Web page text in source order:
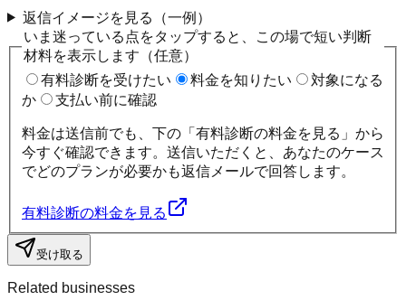
返信イメージを見る（一例）
いま迷っている点をタップすると、この場で短い判断
材料を表示します（任意）
有料診断を受けたい
料金を知りたい
対象になる
か
支払い前に確認
料金は送信前でも、下の「有料診断の料金を見る」から
今すぐ確認できます。送信いただくと、あなたのケース
でどのプランが必要かも返信メールで回答します。
有料診断の料金を見る
受け取る
Related businesses